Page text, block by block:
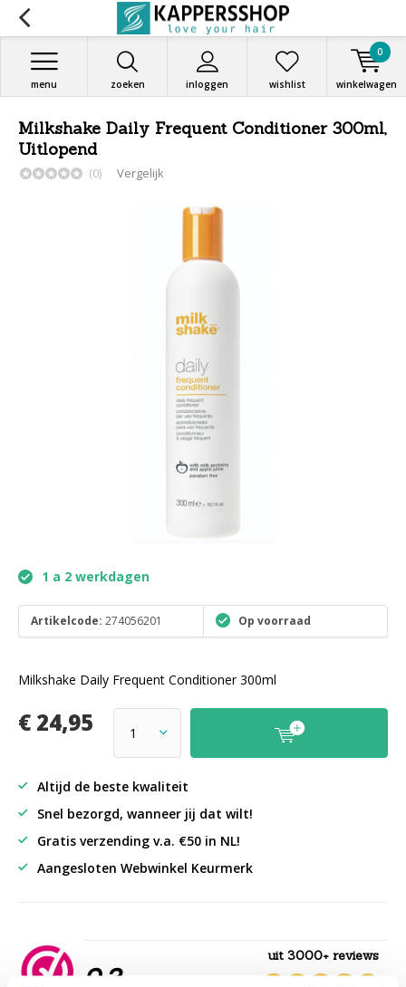
zoeken inloggen
menu wishlist winkelwagen
0
Milkshake Daily Frequent Conditioner 300ml,
Uitlopend
(0) Vergelijk
1 a 2 werkdagen
Artikelcode: 274056201 Op voorraad
Milkshake Daily Frequent Conditioner 300ml
€ 24,95
Altijd de beste kwaliteit
Snel bezorgd, wanneer jij dat wilt!
Gratis verzending v.a. €50 in NL!
Aangesloten Webwinkel Keurmerk
9,3
uit 3000+ reviews